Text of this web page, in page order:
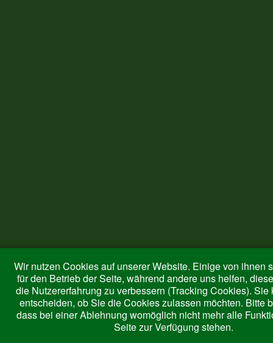
Wir nutzen Cookies auf unserer Website. Einige von ihnen
für den Betrieb der Seite, während andere uns helfen,
die Nutzererfahrung zu verbessern (Tracking Cookies). Sie
entscheiden, ob Sie die Cookies zulassen möchten. Bitte
dass bei einer Ablehnung womöglich nicht mehr alle
Seite zur Verfügung stehen.